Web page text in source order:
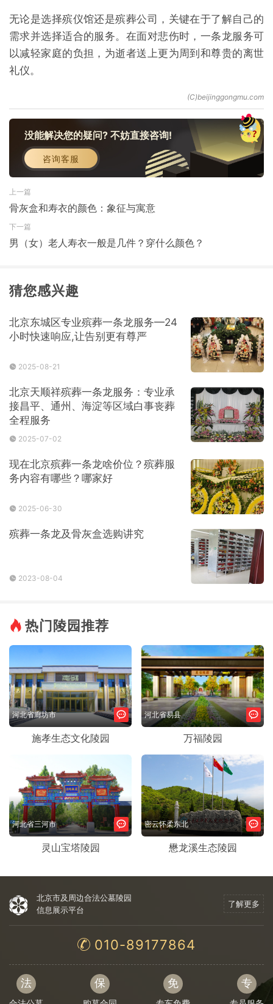
无论是选择殡仪馆还是殡葬公司，关键在于了解自己的
需求并选择适合的服务。在面对悲伤时，一条龙服务可
以减轻家庭的负担，为逝者送上更为周到和尊贵的离世
礼仪。
没能解决您的疑问? 不妨直接咨询!
咨询客服
上一篇
骨灰盒和寿衣的颜色：象征与寓意
下一篇
男（女）老人寿衣一般是几件？穿什么颜色？
猜您感兴趣
北京东城区专业殡葬一条龙服务—24
小时快速响应,让告别更有尊严
2025-08-21
北京天顺祥殡葬一条龙服务：专业承
接昌平、通州、海淀等区域白事丧葬
全程服务
2025-07-02
现在北京殡葬一条龙啥价位？殡葬服
务内容有哪些？哪家好
2025-06-30
殡葬一条龙及骨灰盒选购讲究
2023-08-04
热门陵园推荐
河北省廊坊市
施孝生态文化陵园
河北省易县
万福陵园
河北省三河市
灵山宝塔陵园
密云怀柔东北
懋龙溪生态陵园
北京市及周边合法公墓陵园
信息展示平台
了解更多
010-89177864
法 保 免 专